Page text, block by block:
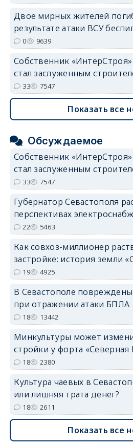
Двое мирных жителей
результате атаки ВСУ
0 9639
Собственник
стал заслуженным
33 7547
Показать все
Обсуждаемое
Собственник
стал заслуженным
33 7547
Губернатор Севастополя
перспективах
22 5463
Как совхоз-миллионер
застройке: история земли
19 4925
В Севастополе
при отражении атаки БПЛА
18 13442
Минкультуры может
стройки у форта «Северная
18 2380
Культура чаевых в
или лишняя трата денег?
18 2611
Показать все